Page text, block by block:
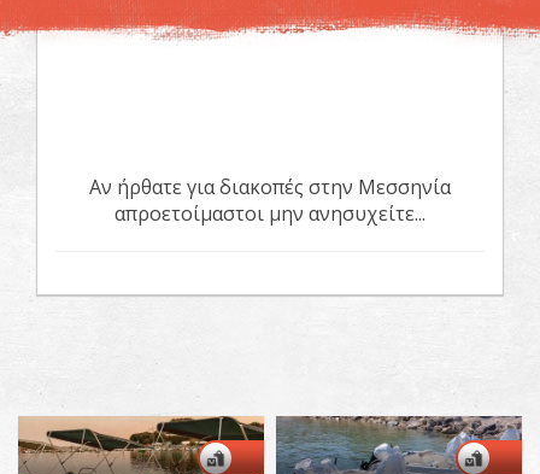
Αν ήρθατε για διακοπές στην Μεσσηνία
απροετοίμαστοι μην ανησυχείτε...